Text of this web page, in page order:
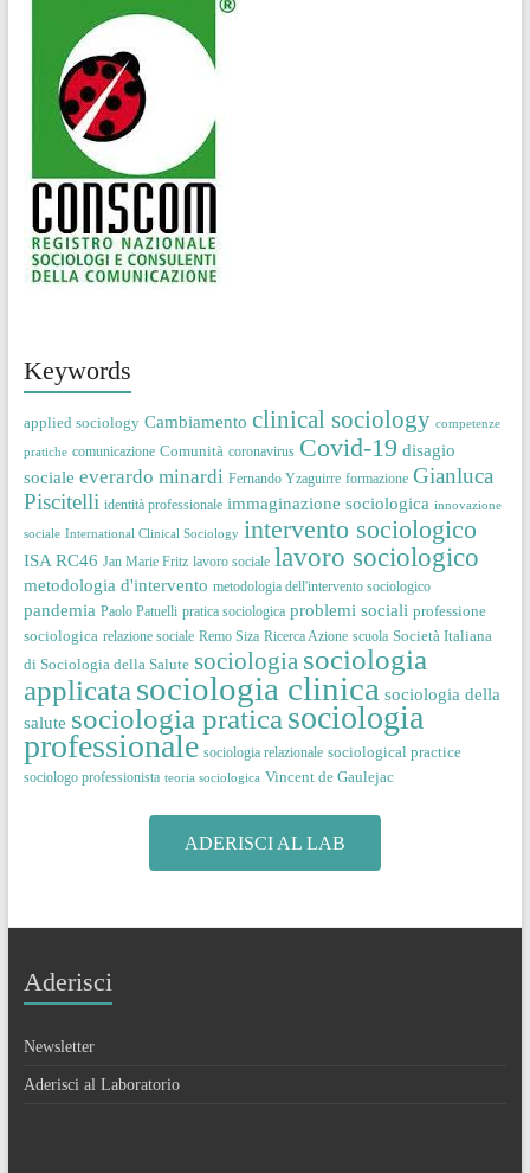
Keywords
applied sociology Cambiamento clinical sociology competenze
pratiche comunicazione Comunità coronavirus Covid-19 disagio
sociale everardo minardi Fernando Yzaguirre formazione Gianluca
Piscitelli identità professionale immaginazione sociologica innovazione
sociale International Clinical Sociology intervento sociologico
ISA RC46 Jan Marie Fritz lavoro sociale lavoro sociologico
metodologia d'intervento metodologia dell'intervento sociologico
pandemia Paolo Patuelli pratica sociologica problemi sociali professione
sociologica relazione sociale Remo Siza Ricerca Azione scuola Società Italiana
di Sociologia della Salute sociologia sociologia
applicata sociologia clinica sociologia della
salute sociologia pratica sociologia
professionale sociologia relazionale sociological practice
sociologo professionista teoria sociologica Vincent de Gaulejac
ADERISCI AL LAB
Aderisci
Newsletter
Aderisci al Laboratorio